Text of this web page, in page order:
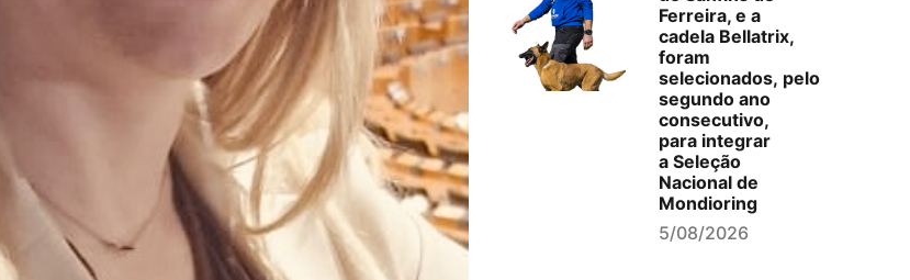
Ferreira, e a
cadela Bellatrix,
foram
selecionados, pelo
segundo ano
consecutivo,
para integrar
a Seleção
Nacional de
Mondioring
5/08/2026